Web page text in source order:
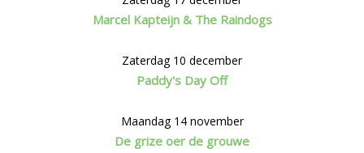
Marcel Kapteijn & The Raindogs
Zaterdag 10 december
Paddy's Day Off
Maandag 14 november
De grize oer de grouwe